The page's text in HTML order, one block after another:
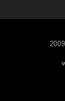
2009